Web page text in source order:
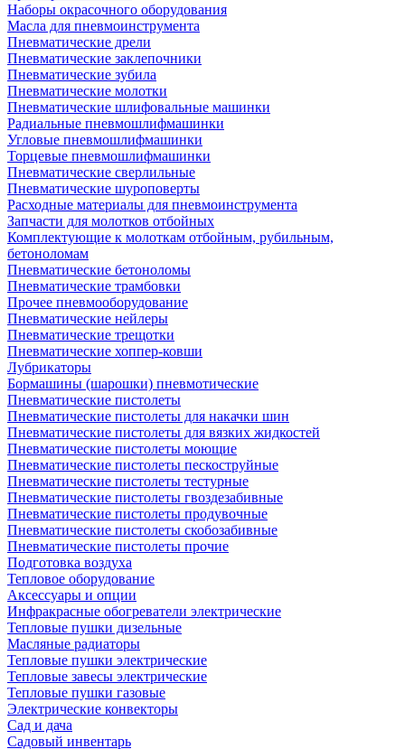
Наборы окрасочного оборудования
Масла для пневмоинструмента
Пневматические дрели
Пневматические заклепочники
Пневматические зубила
Пневматические молотки
Пневматические шлифовальные машинки
Радиальные пневмошлифмашинки
Угловые пневмошлифмашинки
Торцевые пневмошлифмашинки
Пневматические сверлильные
Пневматические шуроповерты
Расходные материалы для пневмоинструмента
Запчасти для молотков отбойных
Комплектующие к молоткам отбойным, рубильным,
бетоноломам
Пневматические бетоноломы
Пневматические трамбовки
Прочее пневмооборудование
Пневматические нейлеры
Пневматические трещотки
Пневматические хоппер-ковши
Лубрикаторы
Бормашины (шарошки) пневмотические
Пневматические пистолеты
Пневматические пистолеты для накачки шин
Пневматические пистолеты для вязких жидкостей
Пневматические пистолеты моющие
Пневматические пистолеты пескоструйные
Пневматические пистолеты тестурные
Пневматические пистолеты гвоздезабивные
Пневматические пистолеты продувочные
Пневматические пистолеты скобозабивные
Пневматические пистолеты прочие
Подготовка воздуха
Тепловое оборудование
Аксессуары и опции
Инфракрасные обогреватели электрические
Тепловые пушки дизельные
Масляные радиаторы
Тепловые пушки электрические
Тепловые завесы электрические
Тепловые пушки газовые
Электрические конвекторы
Сад и дача
Садовый инвентарь